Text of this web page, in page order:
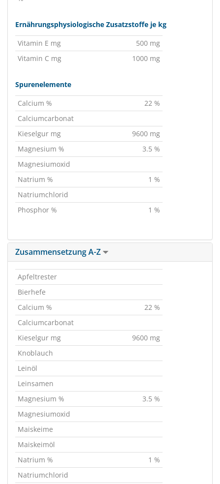
Ernährungsphysiologische Zusatzstoffe je kg
Vitamin E mg
500 mg
Vitamin C mg
1000 mg
Spurenelemente
Calcium %
22 %
Calciumcarbonat
Kieselgur mg
9600 mg
Magnesium %
3.5 %
Magnesiumoxid
Natrium %
1 %
Natriumchlorid
Phosphor %
1 %
Zusammensetzung A-Z
Apfeltrester
Bierhefe
Calcium %
22 %
Calciumcarbonat
Kieselgur mg
9600 mg
Knoblauch
Leinöl
Leinsamen
Magnesium %
3.5 %
Magnesiumoxid
Maiskeime
Maiskeimöl
Natrium %
1 %
Natriumchlorid